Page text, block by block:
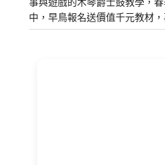
中，早鳥報名送價值千元教材